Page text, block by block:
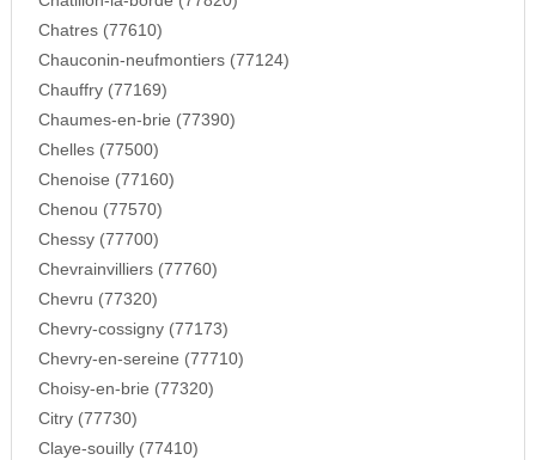
Chatres (77610)
Chauconin-neufmontiers (77124)
Chauffry (77169)
Chaumes-en-brie (77390)
Chelles (77500)
Chenoise (77160)
Chenou (77570)
Chessy (77700)
Chevrainvilliers (77760)
Chevru (77320)
Chevry-cossigny (77173)
Chevry-en-sereine (77710)
Choisy-en-brie (77320)
Citry (77730)
Claye-souilly (77410)